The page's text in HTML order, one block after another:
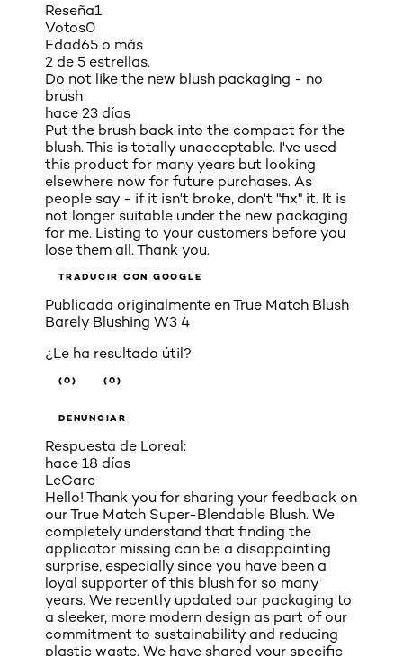
Reseña1
Votos0
Edad65 o más
2 de 5 estrellas.
Do not like the new blush packaging - no
brush
hace 23 días
Put the brush back into the compact for the
blush. This is totally unacceptable. I've used
this product for many years but looking
elsewhere now for future purchases. As
people say - if it isn't broke, don't "fix" it. It is
not longer suitable under the new packaging
for me. Listing to your customers before you
lose them all. Thank you.
TRADUCIR CON GOOGLE
Publicada originalmente enTrue Match Blush
Barely Blushing W3 4
¿Le ha resultado útil?
(0) (0)
DENUNCIAR
Respuesta de Loreal:
hace 18 días
LeCare
Hello! Thank you for sharing your feedback on
our True Match Super-Blendable Blush. We
completely understand that finding the
applicator missing can be a disappointing
surprise, especially since you have been a
loyal supporter of this blush for so many
years. We recently updated our packaging to
a sleeker, more modern design as part of our
commitment to sustainability and reducing
plastic waste. We have shared your specific